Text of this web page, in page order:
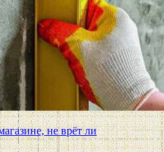
не врёт ли